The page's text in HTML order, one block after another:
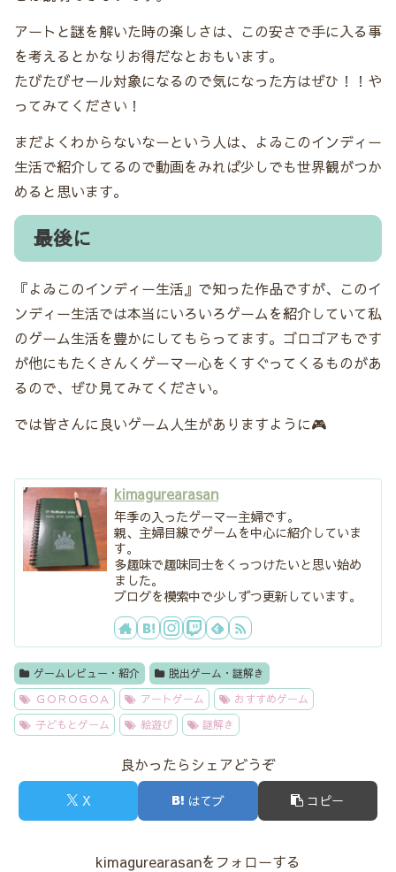
アートと謎を解いた時の楽しさは、この安さで手に入る事
を考えるとかなりお得だなとおもいます。
たびたびセール対象になるので気になった方はぜひ！！や
ってみてください！
まだよくわからないなーという人は、よゐこのインディー
生活で紹介してるので動画をみれば少しでも世界観がつか
めると思います。
最後に
『よゐこのインディー生活』で知った作品ですが、このイ
ンディー生活では本当にいろいろゲームを紹介していて私
のゲーム生活を豊かにしてもらってます。ゴロゴアもです
が他にもたくさんくゲーマー心をくすぐってくるものがあ
るので、ぜひ見てみてください。
では皆さんに良いゲーム人生がありますように🎮
kimagurearasan
年季の入ったゲーマー主婦です。
親、主婦目線でゲームを中心に紹介していま
す。
多趣味で趣味同士をくっつけたいと思い始め
ました。
ブログを模索中で少しずつ更新しています。
ゲームレビュー・紹介
脱出ゲーム・謎解き
ＧＯＲＯＧＯＡ
アートゲーム
おすすめゲーム
子どもとゲーム
絵遊び 謎解き
良かったらシェアどうぞ
X はてブ コピー
kimagurearasanをフォローする